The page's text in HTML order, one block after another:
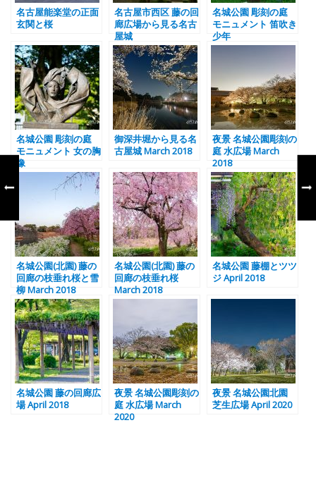
名古屋能楽堂の正面
玄関と桜
名古屋市西区 藤の回
廊広場から見る名古
屋城
名城公園 彫刻の庭
モニュメント 笛吹き
少年
名城公園 彫刻の庭
モニュメント 女の胸
像
御深井堀から見る名
古屋城 March 2018
夜景 名城公園彫刻の
庭 水広場 March
2018
名城公園(北園) 藤の
回廊の枝垂れ桜と雪
柳 March 2018
名城公園(北園) 藤の
回廊の枝垂れ桜
March 2018
名城公園 藤棚とツツ
ジ April 2018
名城公園 藤の回廊広
場 April 2018
夜景 名城公園彫刻の
庭 水広場 March
2020
夜景 名城公園北園
芝生広場 April 2020